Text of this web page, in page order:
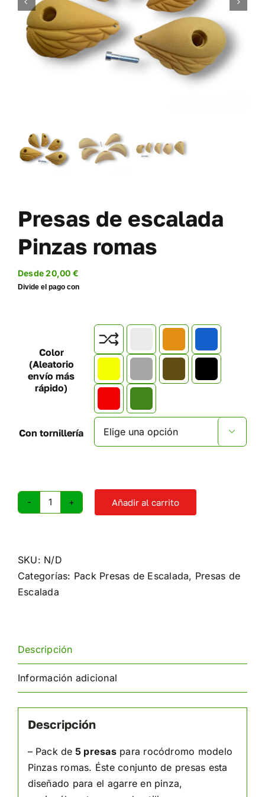
OFERTAS-PACKS
SOBRE NOSOTROS
CARRITO
Presas de escalada
Pinzas romas
Desde 20,00 €
Color
(Aleatorio
envío más
rápido)
Con tornillería 
Presas
Pinzas
romas
cantidad
Añadir al carrito
SKU: N/D
Categorías: Pack Presas de Escalada, Presas de
Escalada
Descripción
Información adicional
Descripción
– Pack de 5 presaspara rocódromo modelo
Pinzas romas. Éste conjunto de presas esta
diseñado para el agarre en pinza,